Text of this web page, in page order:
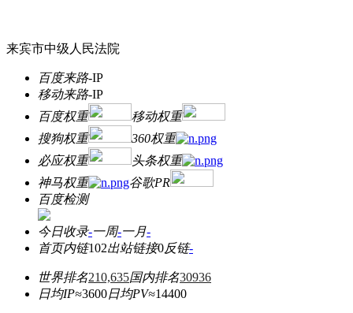
来宾市中级人民法院
百度来路-IP
移动来路-IP
百度权重
移动权重
搜狗权重
360权重
必应权重
头条权重
神马权重
谷歌PR
百度检测
今日收录-一周-一月-
首页内链102出站链接0反链-
世界排名210,635国内排名30936
日均IP≈3600日均PV≈14400